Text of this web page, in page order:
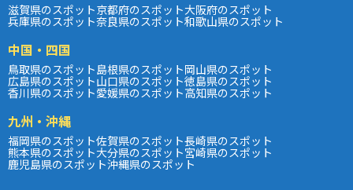
滋賀県のスポット京都府のスポット大阪府のスポット
兵庫県のスポット奈良県のスポット和歌山県のスポット
中国・四国
鳥取県のスポット島根県のスポット岡山県のスポット
広島県のスポット山口県のスポット徳島県のスポット
香川県のスポット愛媛県のスポット高知県のスポット
九州・沖縄
福岡県のスポット佐賀県のスポット長崎県のスポット
熊本県のスポット大分県のスポット宮崎県のスポット
鹿児島県のスポット沖縄県のスポット